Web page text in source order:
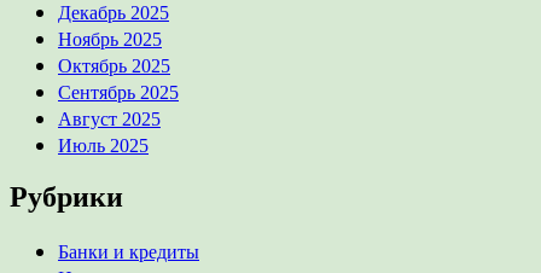
Декабрь 2025
Ноябрь 2025
Октябрь 2025
Сентябрь 2025
Август 2025
Июль 2025
Рубрики
Банки и кредиты